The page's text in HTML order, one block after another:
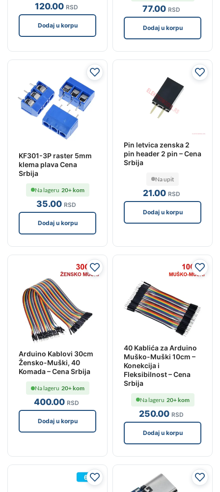
120.00 RSD
Dodaj u korpu
77.00 RSD
Dodaj u korpu
KF301-3P raster 5mm
klema plava Cena
Srbija
35.00 RSD
Na lageru 20+ kom
Dodaj u korpu
Pin letvica zenska 2
pin header 2 pin – Cena
Srbija
21.00 RSD
Na upit
Dodaj u korpu
Arduino Kablovi 30cm
Žensko-Muški, 40
Komada – Cena Srbija
400.00 RSD
Na lageru 20+ kom
Dodaj u korpu
40 Kablića za Arduino
Muško-Muški 10cm –
Konekcija i
Fleksibilnost – Cena
Srbija
250.00 RSD
Na lageru 20+ kom
Dodaj u korpu